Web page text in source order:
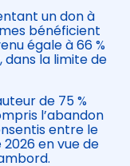
un don à
bénéficient
égale à 66 %
la limite de
de 75 %
l’abandon
entre le
en vue de